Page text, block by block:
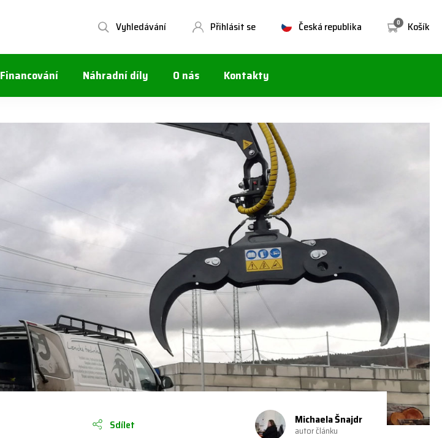
0 Košík
Česká republika
Přihlásit se
Vyhledávání
Financování Náhradní díly O nás Kontakty
Sdílet Michaela Šnajdr
autor článku